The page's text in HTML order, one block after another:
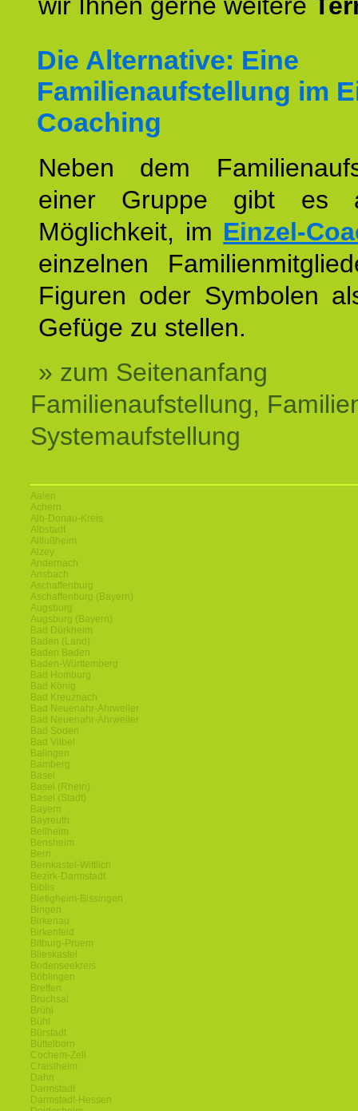
Die Alternative: Eine
Familienaufstellung im
Coaching
Neben dem
einer Gruppe gibt es
Möglichkeit, im Einzel-
einzelnen
Figuren oder Symbolen
Gefüge zu stellen.
» zum Seitenanfang
Familienaufstellung,
Systemaufstellung
Aalen
Achern
Alb-Donau-Kreis
Albstadt
Altlußheim
Alzey
Andernach
Ansbach
Aschaffenburg
Aschaffenburg (Bayern)
Augsburg
Augsburg (Bayern)
Bad Dürkheim
Baden (Land)
Baden Baden
Baden-Württemberg
Bad Homburg
Bad König
Bad Kreuznach
Bad Neuenahr-Ahrweiler
Bad Neuenahr-Ahrweiler
Bad Soden
Bad Vilbel
Balingen
Bamberg
Basel
Basel (Rhein)
Basel (Stadt)
Bayern
Bayreuth
Bellheim
Bensheim
Bern
Bernkastel-Wittlich
Bezirk-Darmstadt
Biblis
Bietigheim-Bissingen
Bingen
Birkenau
Birkenfeld
Bitburg-Pruem
Blieskastel
Bodenseekreis
Böblingen
Bretten
Bruchsal
Brühl
Bühl
Bürstadt
Büttelborn
Cochem-Zell
Craislheim
Dahn
Darmstadt
Darmstadt-Hessen